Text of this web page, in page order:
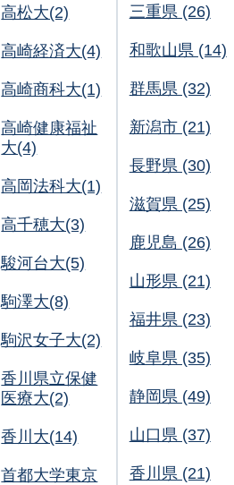
高松大(2)
高崎経済大(4)
高崎商科大(1)
高崎健康福祉
大(4)
高岡法科大(1)
高千穂大(3)
駿河台大(5)
駒澤大(8)
駒沢女子大(2)
香川県立保健
医療大(2)
香川大(14)
首都大学東京
三重県 (26)
和歌山県 (14)
群馬県 (32)
新潟市 (21)
長野県 (30)
滋賀県 (25)
鹿児島 (26)
山形県 (21)
福井県 (23)
岐阜県 (35)
静岡県 (49)
山口県 (37)
香川県 (21)